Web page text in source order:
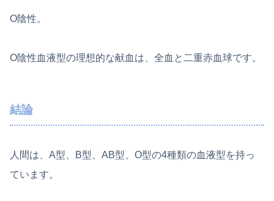
O陰性。
O陰性血液型の理想的な献血は、全血と二重赤血球です。
結論
人間は、A型、B型、AB型、O型の4種類の血液型を持っ
ています。